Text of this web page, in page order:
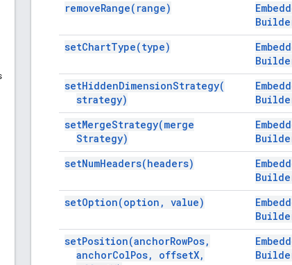
removeRange( range)
setChartType(type)
setHiddenDimensionStrategy(
strategy)
setMergeStrategy(merge
Strategy)
setNumHeaders(headers)
setOption(option , value)
setPosition(anchorRowPos,
anchorColPos, offsetX,